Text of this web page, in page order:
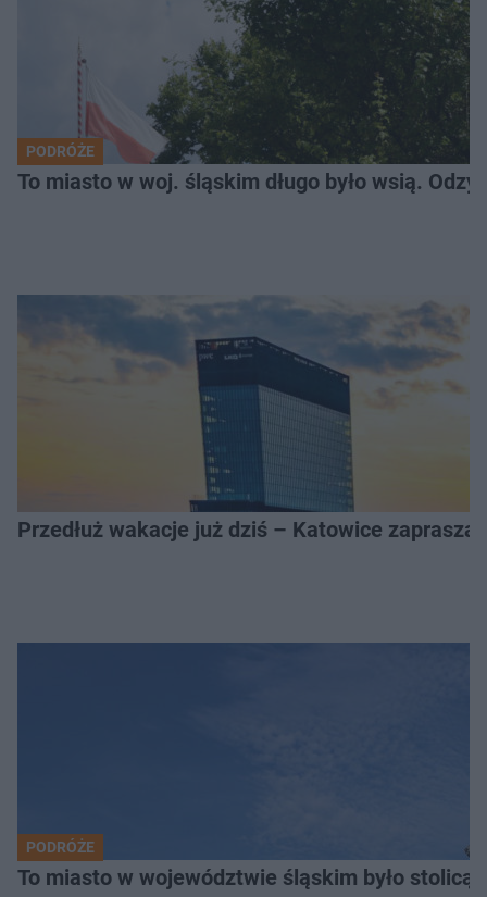
PODRÓŻE
To miasto w woj. śląskim długo było wsią.
Przedłuż wakacje już dziś – Katowice
PODRÓŻE
To miasto w województwie śląskim było